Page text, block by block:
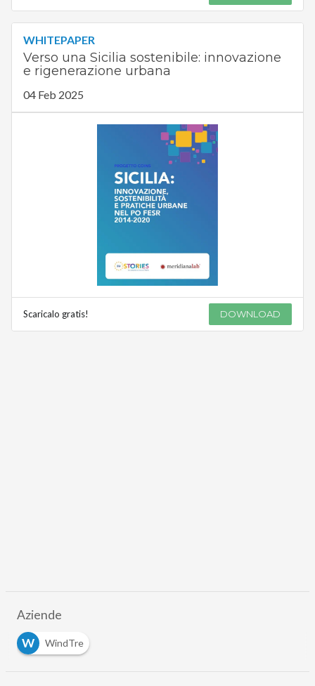
WHITEPAPER
Verso una Sicilia sostenibile: innovazione
e rigenerazione urbana
04 Feb 2025
Scaricalo gratis! DOWNLOAD
Aziende
W
WindTre